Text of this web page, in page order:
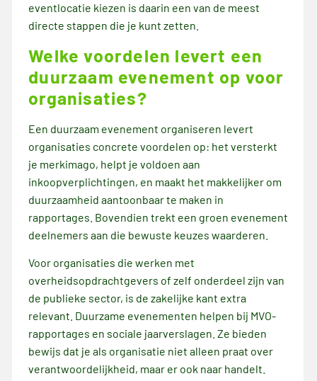
eventlocatie kiezen is daarin een van de meest
directe stappen die je kunt zetten.
Welke voordelen levert een
duurzaam evenement op voor
organisaties?
Een duurzaam evenement organiseren levert
organisaties concrete voordelen op: het versterkt
je merkimago, helpt je voldoen aan
inkoopverplichtingen, en maakt het makkelijker om
duurzaamheid aantoonbaar te maken in
rapportages. Bovendien trekt een groen evenement
deelnemers aan die bewuste keuzes waarderen.
Voor organisaties die werken met
overheidsopdrachtgevers of zelf onderdeel zijn van
de publieke sector, is de zakelijke kant extra
relevant. Duurzame evenementen helpen bij MVO-
rapportages en sociale jaarverslagen. Ze bieden
bewijs dat je als organisatie niet alleen praat over
verantwoordelijkheid, maar er ook naar handelt.